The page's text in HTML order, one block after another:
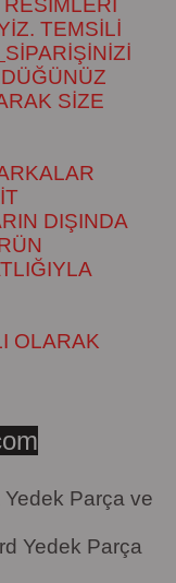
TEMSİLİ
SİPARİŞİNİZİ
SİZE
DIŞINDA
OLARAK
Yedek Parça ve
Yedek Parça